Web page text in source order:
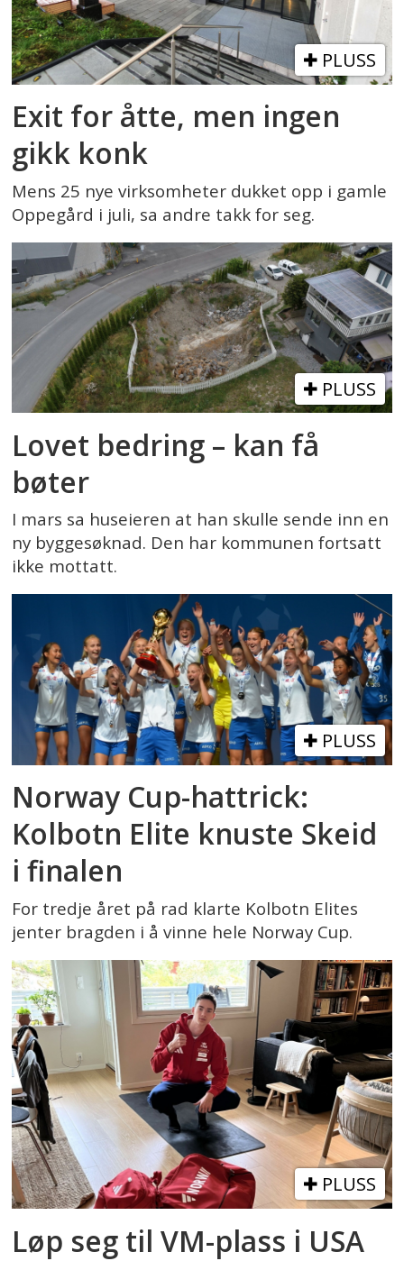
PLUSS
Exit for åtte, men ingen
gikk konk
Mens 25 nye virksomheter dukket opp i gamle
Oppegård i juli, sa andre takk for seg.
PLUSS
Lovet bedring – kan få
bøter
I mars sa huseieren at han skulle sende inn en
ny byggesøknad. Den har kommunen fortsatt
ikke mottatt.
PLUSS
Norway Cup-hattrick:
Kolbotn Elite knuste Skeid
i finalen
For tredje året på rad klarte Kolbotn Elites
jenter bragden i å vinne hele Norway Cup.
PLUSS
Løp seg til VM-plass i USA